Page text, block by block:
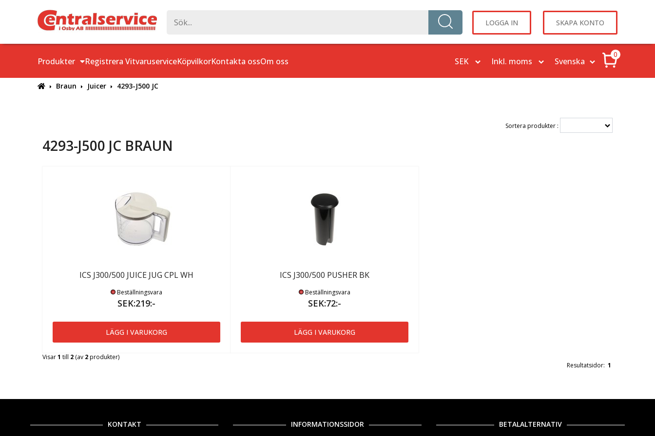
LOGGA IN SKAPA KONTO
Produkter Registrera VitvaruserviceKöpvilkorKontakta ossOm oss
0
Braun Juicer 4293-J500 JC
Sortera produkter :
4293-J500 JC BRAUN
ICS J300/500 JUICE JUG CPL WH
Beställningsvara
SEK:219:-
LÄGG I VARUKORG
ICS J300/500 PUSHER BK
Beställningsvara
SEK:72:-
LÄGG I VARUKORG
Visar1 till 2 (av 2produkter)
Resultatsidor: 1
KONTAKT INFORMATIONSSIDOR BETALALTERNATIV